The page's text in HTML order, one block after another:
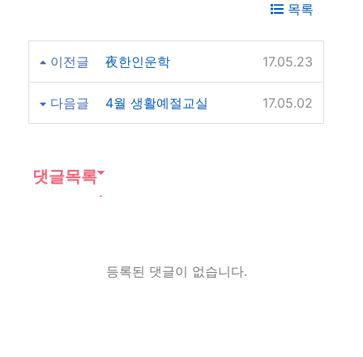
목록
이전글 夜한인운학 17.05.23
다음글 4월 생활예절교실 17.05.02
댓글목록
등록된 댓글이 없습니다.